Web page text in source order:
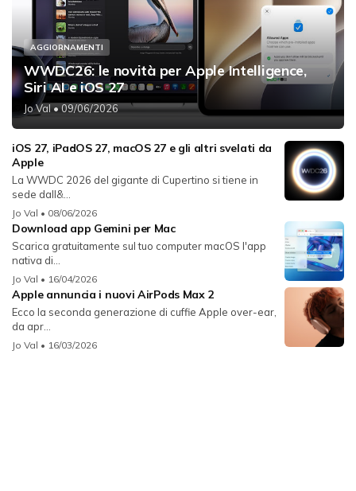
AGGIORNAMENTI
WWDC26: le novità per Apple Intelligence,
Siri AI e iOS 27
Jo Val• 09/06/2026
iOS 27, iPadOS 27, macOS 27 e gli altri svelati da
Apple
La WWDC 2026 del gigante di Cupertino si tiene in
sede dall&...
Jo Val • 08/06/2026
Download app Gemini per Mac
Scarica gratuitamente sul tuo computer macOS l'app
nativa di...
Jo Val • 16/04/2026
Apple annuncia i nuovi AirPods Max 2
Ecco la seconda generazione di cuffie Apple over-ear,
da apr...
Jo Val • 16/03/2026